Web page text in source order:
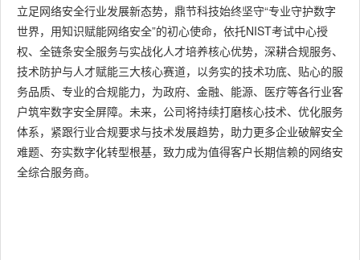
立足网络安全行业发展新态势，鼎节科技始终坚守“专业守护数字
世界，用知识赋能网络安全”的初心使命，依托NIST考试中心授
权、全链条安全服务与实战化人才培养核心优势，深耕合规服务、
技术防护与人才赋能三大核心赛道，以务实的技术功底、贴心的服
务品质、专业的合规能力，为政府、金融、能源、医疗等各行业客
户筑牢数字安全屏障。未来，公司将持续打磨核心技术、优化服务
体系，紧跟行业合规要求与技术发展趋势，助力更多企业破解安全
难题、夯实数字化转型根基，致力成为值得客户长期信赖的网络安
全综合服务商。